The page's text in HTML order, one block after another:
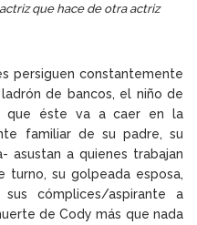
que hace de otra actriz
persiguen constantemente
de bancos, el niño de
que éste va a caer en la
familiar de su padre, su
asustan a quienes trabajan
su golpeada esposa,
cómplices/aspirante a
de Cody más que nada